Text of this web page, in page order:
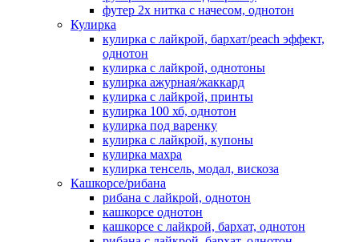
футер 2х нитка с начесом, однотон
Кулирка
кулирка с лайкрой, бархат/peach эффект,
однотон
кулирка с лайкрой, однотоны
кулирка ажурная/жаккард
кулирка с лайкрой, принты
кулирка 100 хб, однотон
кулирка под варенку
кулирка с лайкрой, купоны
кулирка махра
кулирка тенсель, модал, вискоза
Кашкорсе/рибана
рибана с лайкрой, однотон
кашкорсе однотон
кашкорсе с лайкрой, бархат, однотон